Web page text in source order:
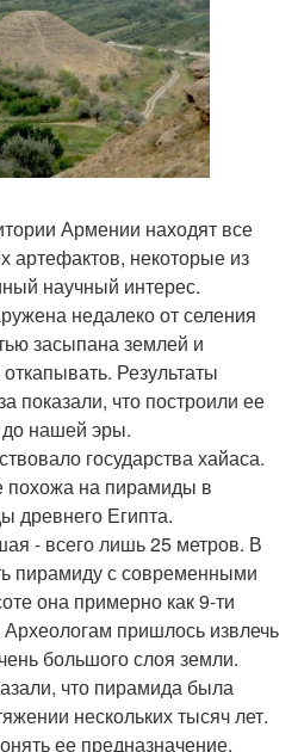
Армении находят все
артефактов, некоторые из
научный интерес.
недалеко от селения
засыпана землей и
Результаты
показали, что построили ее
нашей эры.
государства хайаса.
похожа на пирамиды в
древнего Египта.
- всего лишь 25 метров. В
пирамиду с современными
она примерно как 9-ти
пришлось извлечь
большого слоя земли.
что пирамида была
нескольких тысяч лет.
ее предназначение.